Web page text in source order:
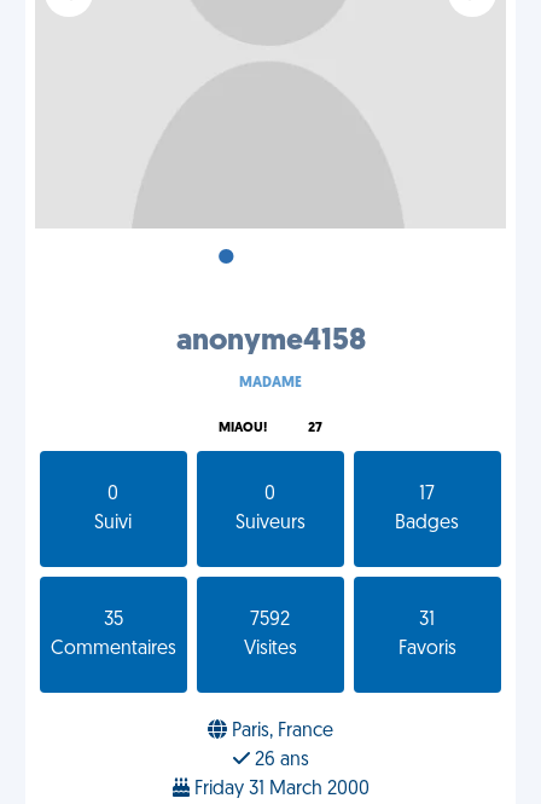
•
anonyme4158
MADAME
MIAOU! 27
0
Suivi
0
Suiveurs
17
Badges
35
Commentaires
7592
Visites
31
Favoris
Paris, France
26 ans
Friday 31 March 2000